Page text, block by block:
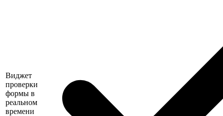
Виджет
проверки
формы в
реальном
времени